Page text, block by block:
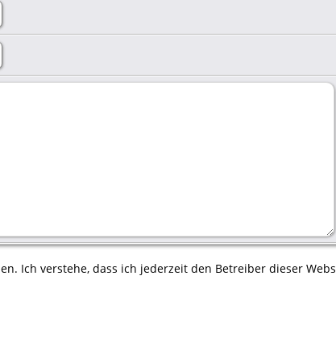
Ich verstehe, dass ich jederzeit den Betreiber dieser